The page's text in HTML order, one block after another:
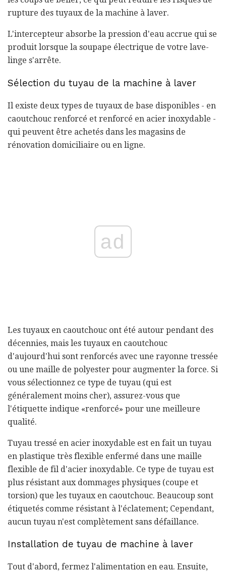
rupture des tuyaux de la machine à laver.
L'intercepteur absorbe la pression d'eau accrue qui se
produit lorsque la soupape électrique de votre lave-
linge s'arrête.
Sélection du tuyau de la machine à laver
Il existe deux types de tuyaux de base disponibles - en
caoutchouc renforcé et renforcé en acier inoxydable -
qui peuvent être achetés dans les magasins de
rénovation domiciliaire ou en ligne.
ad
Les tuyaux en caoutchouc ont été autour pendant des
décennies, mais les tuyaux en caoutchouc
d'aujourd'hui sont renforcés avec une rayonne tressée
ou une maille de polyester pour augmenter la force. Si
vous sélectionnez ce type de tuyau (qui est
généralement moins cher), assurez-vous que
l'étiquette indique «renforcé» pour une meilleure
qualité.
Tuyau tressé en acier inoxydable est en fait un tuyau
en plastique très flexible enfermé dans une maille
flexible de fil d'acier inoxydable. Ce type de tuyau est
plus résistant aux dommages physiques (coupe et
torsion) que les tuyaux en caoutchouc. Beaucoup sont
étiquetés comme résistant à l'éclatement; Cependant,
aucun tuyau n'est complètement sans défaillance.
Installation de tuyau de machine à laver
Tout d'abord, fermez l'alimentation en eau. Ensuite,